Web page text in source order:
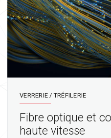
VERRERIE / TRÉFILERIE
Fibre optique et
haute vitesse